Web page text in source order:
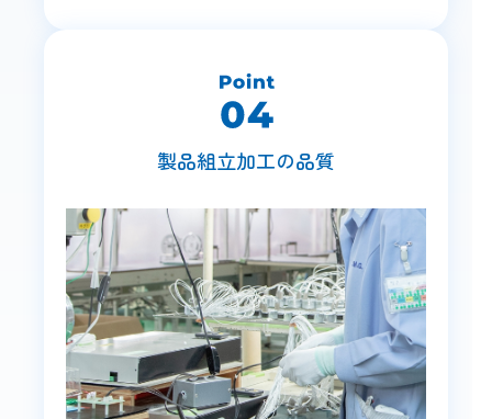
製品組立加工の品質